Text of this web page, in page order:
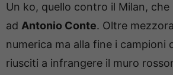
Un ko, quello contro il Milan,
ad Antonio Conte. Oltre
numerica ma alla fine i campioni
riusciti a infrangere il muro